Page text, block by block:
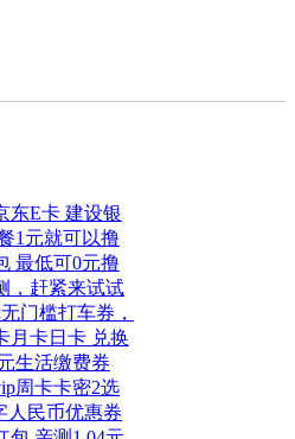
东E卡 建设银
1元就可以撸
最低可0元撸
，赶紧来试试
门槛打车券，
月卡日卡 兑换
生活缴费券
周卡卡密2选
人民币优惠券